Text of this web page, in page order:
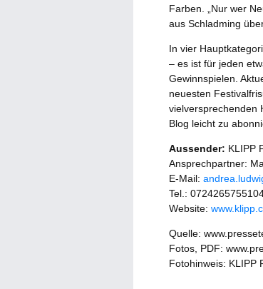
Farben. „Nur wer
aus Schladming
In vier
– es ist für jeden
Gewinnspielen.
neuesten
vielversprechenden
Blog leicht zu
Aussender: KLIPP
Ansprechpartner:
E-Mail:
Tel.:
Website:
Quelle:
Fotos, PDF:
Fotohinweis: KLIPP